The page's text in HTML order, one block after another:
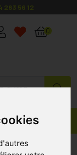
263 56 12
ma santé, mes
0
Produits
Yeux